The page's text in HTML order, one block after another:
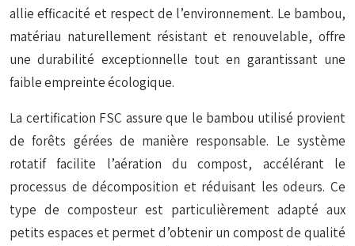
allie efficacité et respect de l’environnement. Le bambou,
matériau naturellement résistant et renouvelable, offre
une durabilité exceptionnelle tout en garantissant une
faible empreinte écologique.
La certification FSC assure que le bambou utilisé provient
de forêts gérées de manière responsable. Le système
rotatif facilite l’aération du compost, accélérant le
processus de décomposition et réduisant les odeurs. Ce
type de composteur est particulièrement adapté aux
petits espaces et permet d’obtenir un compost de qualité